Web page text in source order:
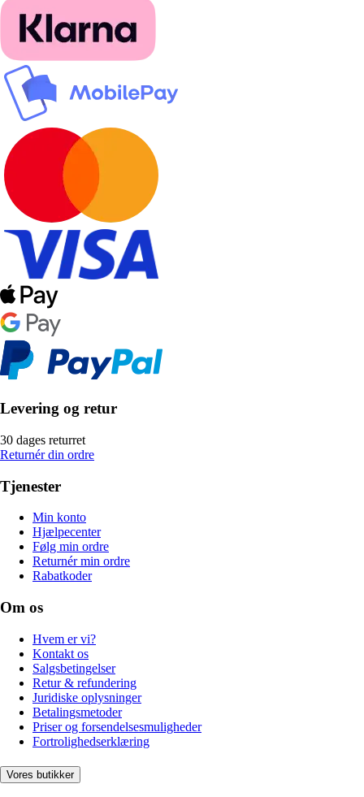
Levering og retur
30 dages returret
Returnér din ordre
Tjenester
Min konto
Hjælpecenter
Følg min ordre
Returnér min ordre
Rabatkoder
Om os
Hvem er vi?
Kontakt os
Salgsbetingelser
Retur & refundering
Juridiske oplysninger
Betalingsmetoder
Priser og forsendelsesmuligheder
Fortrolighedserklæring
Vores butikker